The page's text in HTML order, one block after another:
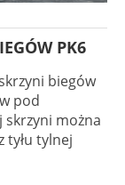
PK6
biegów
pod
można
tyłu tylnej